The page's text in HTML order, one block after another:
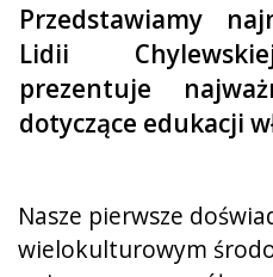
Przedstawiamy
Lidii
prezentuje
dotyczące edukacji
Nasze pierwsze
wielokulturowym